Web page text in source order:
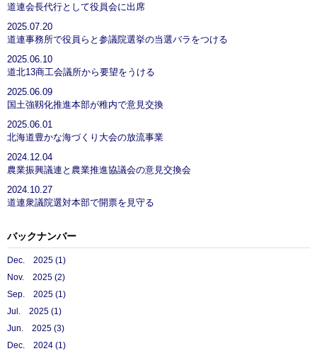
道連会長代行として役員会に出席
2025.07.20
道連事務所で役員らと参議院選挙の当選バラをつける
2025.06.10
道北13商工会議所から要望をうける
2025.06.09
国土強靱化推進本部が稚内で意見交換
2025.06.01
北海道豊かな海づくり大会の放流事業
2024.12.04
農業振興議連と農業推進協議会の意見交換会
2024.10.27
道連衆議院選対本部で開票を見守る
バックナンバー
Dec. 2025 (1)
Nov. 2025 (2)
Sep. 2025 (1)
Jul. 2025 (1)
Jun. 2025 (3)
Dec. 2024 (1)